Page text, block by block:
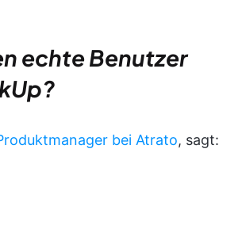
echte Benutzer
bei Atrato, sagt: